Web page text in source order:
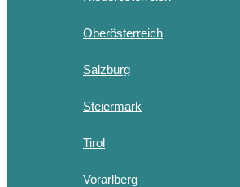
Oberösterreich
Salzburg
Steiermark
Tirol
Vorarlberg